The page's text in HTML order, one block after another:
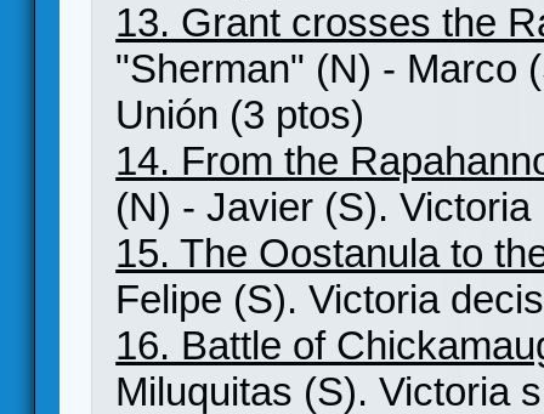
13. Grant crosses the
"Sherman" (N) - Marco
Unión (3 ptos)
14. From the
(N) - Javier (S).
15. The Oostanula to
Felipe (S). Victoria
16. Battle of
Miluquitas (S). Victoria